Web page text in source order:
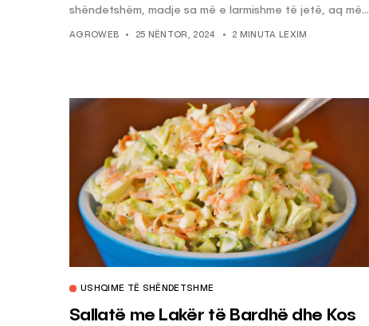
shëndetshëm, madje sa më e larmishme të jetë, aq më...
AGROWEB 25 NËNTOR, 2024 2 MINUTA LEXIM
USHQIME TË SHËNDETSHME
Sallatë me Lakër të Bardhë dhe Kos